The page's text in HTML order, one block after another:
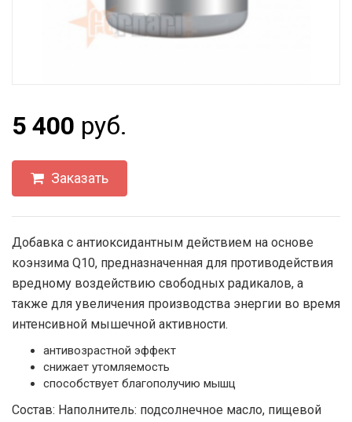
5 400 руб.
Заказать
Добавка с антиоксидантным действием на основе
коэнзима Q10, предназначенная для противодействия
вредному воздействию свободных радикалов, а
также для увеличения производства энергии во время
интенсивной мышечной активности.
антивозрастной эффект
снижает утомляемость
способствует благополучию мышц
Состав: Наполнитель: подсолнечное масло, пищевой